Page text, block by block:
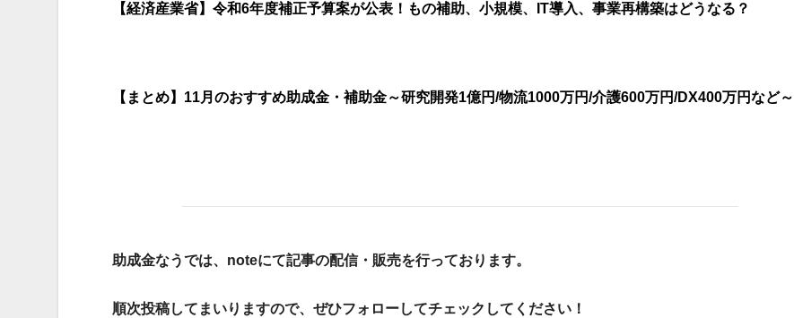
【経済産業省】令和6年度補正予算案が公表！もの補助、小規模、IT導入、事業再構築はどうなる？
【まとめ】11月のおすすめ助成金・補助金～研究開発1億円/物流1000万円/介護600万円/DX400万円など～
助成金なうでは、noteにて記事の配信・販売を行っております。
順次投稿してまいりますので、ぜひフォローしてチェックしてください！